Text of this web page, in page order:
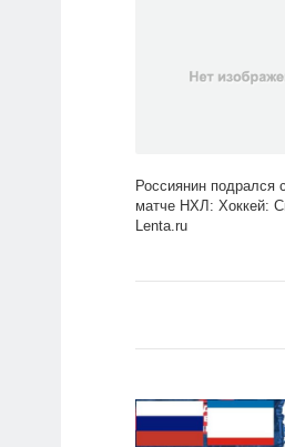
Россиянин подрался
матче НХЛ: Хоккей:
Lenta.ru